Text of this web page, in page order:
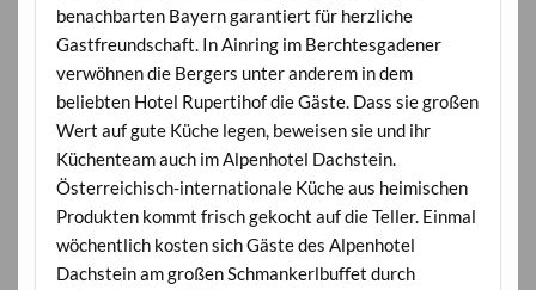
benachbarten Bayern garantiert für herzliche
Gastfreundschaft. In Ainring im Berchtesgadener
verwöhnen die Bergers unter anderem in dem
beliebten Hotel Rupertihof die Gäste. Dass sie großen
Wert auf gute Küche legen, beweisen sie und ihr
Küchenteam auch im Alpenhotel Dachstein.
Österreichisch-internationale Küche aus heimischen
Produkten kommt frisch gekocht auf die Teller. Einmal
wöchentlich kosten sich Gäste des Alpenhotel
Dachstein am großen Schmankerlbuffet durch